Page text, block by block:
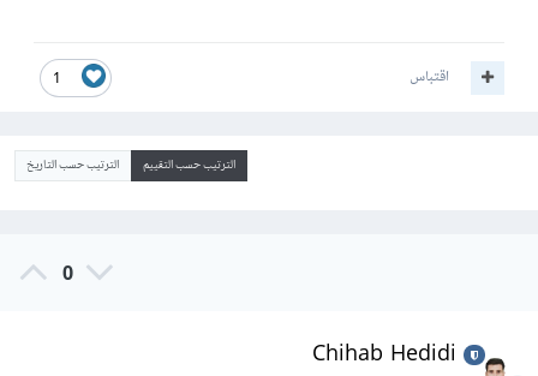
1 اقتباس
الترتيب حسب التقييم الترتيب حسب التاريخ
0
Chihab Hedidi